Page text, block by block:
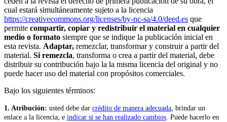
cual estará simultáneamente sujeto a la licencia
https://creativecommons.org/licenses/by-nc-sa/4.0/deed.es que
permite compartir, copiar y redistribuir el material en cualquier
medio o formato siempre que se indique la publicación inicial en
esta revista. Adaptar, remezclar, transformar y construir a partir del
material. Si remezcla, transforma o crea a partir del material, debe
distribuir su contribución bajo la la misma licencia del original y no
puede hacer uso del material con propósitos comerciales.
Bajo los siguientes términos:
1. Atribución: usted debe dar crédito de manera adecuada, brindar un
enlace a la licencia, e indicar si se han realizado cambios. Puede hacerlo en